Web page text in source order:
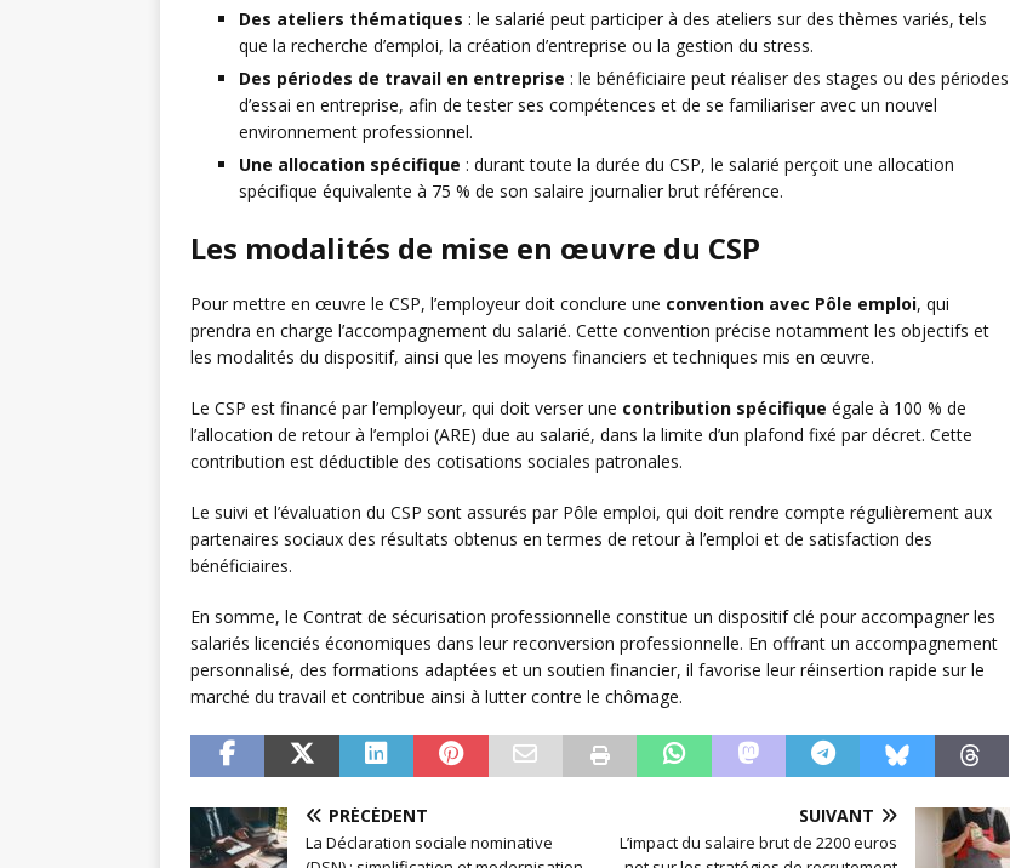
Des ateliers thématiques : le salarié peut participer à des ateliers sur des thèmes variés, tels
que la recherche d’emploi, la création d’entreprise ou la gestion du stress.
Des périodes de travail en entreprise : le bénéficiaire peut réaliser des stages ou des périodes
d’essai en entreprise, afin de tester ses compétences et de se familiariser avec un nouvel
environnement professionnel.
Une allocation spécifique : durant toute la durée du CSP, le salarié perçoit une allocation
spécifique équivalente à 75 % de son salaire journalier brut référence.
Les modalités de mise en œuvre du CSP
Pour mettre en œuvre le CSP, l’employeur doit conclure une convention avec Pôle emploi, qui
prendra en charge l’accompagnement du salarié. Cette convention précise notamment les objectifs et
les modalités du dispositif, ainsi que les moyens financiers et techniques mis en œuvre.
Le CSP est financé par l’employeur, qui doit verser une contribution spécifique égale à 100 % de
l’allocation de retour à l’emploi (ARE) due au salarié, dans la limite d’un plafond fixé par décret. Cette
contribution est déductible des cotisations sociales patronales.
Le suivi et l’évaluation du CSP sont assurés par Pôle emploi, qui doit rendre compte régulièrement aux
partenaires sociaux des résultats obtenus en termes de retour à l’emploi et de satisfaction des
bénéficiaires.
En somme, le Contrat de sécurisation professionnelle constitue un dispositif clé pour accompagner les
salariés licenciés économiques dans leur reconversion professionnelle. En offrant un accompagnement
personnalisé, des formations adaptées et un soutien financier, il favorise leur réinsertion rapide sur le
marché du travail et contribue ainsi à lutter contre le chômage.
PRÉCÉDENT
La Déclaration sociale nominative
SUIVANT
L’impact du salaire brut de 2200 euros